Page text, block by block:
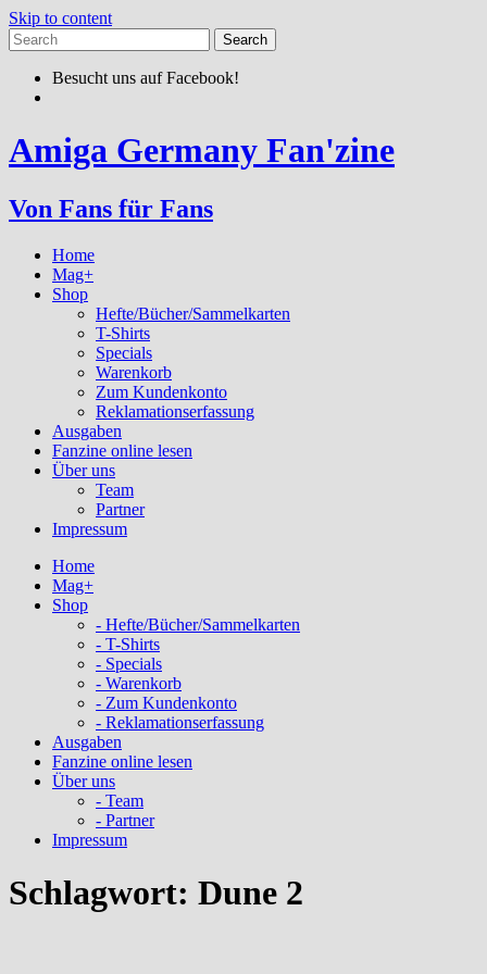
Skip to content
Besucht uns auf Facebook!
Amiga Germany Fan'zine
Von Fans für Fans
Home
Mag+
Shop
Hefte/Bücher/Sammelkarten
T-Shirts
Specials
Warenkorb
Zum Kundenkonto
Reklamationserfassung
Ausgaben
Fanzine online lesen
Über uns
Team
Partner
Impressum
Home
Mag+
Shop
- Hefte/Bücher/Sammelkarten
- T-Shirts
- Specials
- Warenkorb
- Zum Kundenkonto
- Reklamationserfassung
Ausgaben
Fanzine online lesen
Über uns
- Team
- Partner
Impressum
Schlagwort: Dune 2